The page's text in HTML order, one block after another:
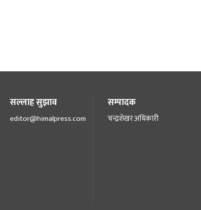
सल्लाह सुझाव
editor@himalpress.com
सम्पादक
चन्द्रशेखर अधिकारी